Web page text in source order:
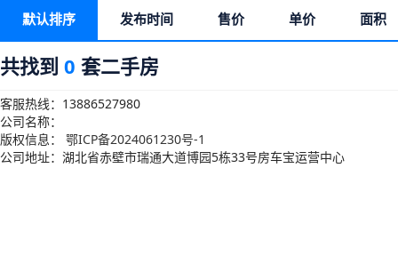
默认排序 发布时间 售价 单价 面积
共找到 0 套二手房
客服热线：13886527980
公司名称：
版权信息： 鄂ICP备2024061230号-1
公司地址：湖北省赤壁市瑞通大道博园5栋33号房车宝运营中心